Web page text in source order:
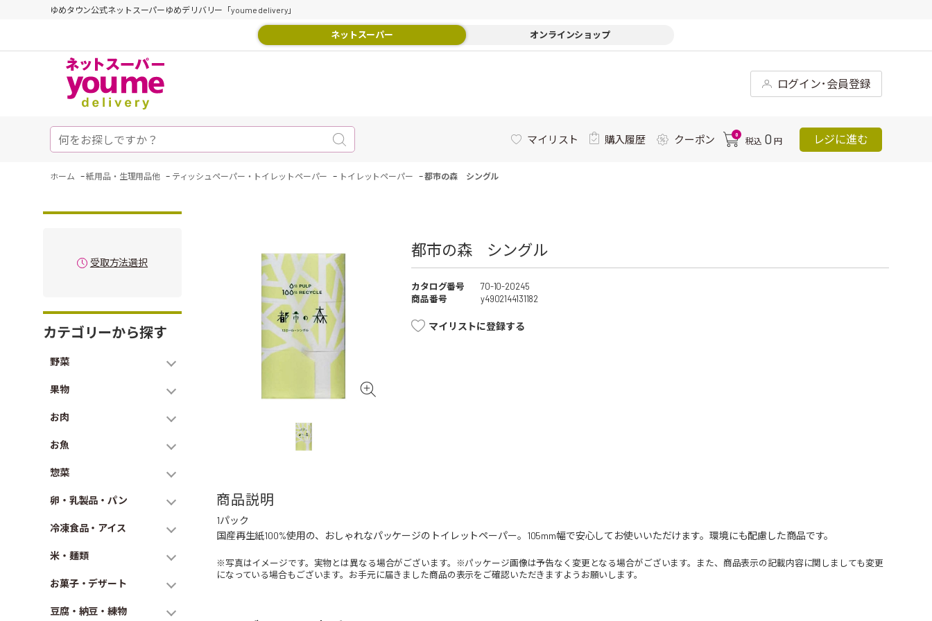
ゆめタウン公式ネットスーパーゆめデリバリー「youme delivery」
ネットスーパー オンラインショップ
ログイン･会員登録
マイリスト 購入履歴 クーポン 0
税込 0 円 レジに進む
ホーム -紙用品・生理用品他 - ティッシュペーパー・トイレットペーパー - トイレットペーパー -都市の森 シングル
受取方法選択
カテゴリーから探す
野菜
果物
お肉
お魚
惣菜
卵・乳製品・パン
冷凍食品・アイス
米・麺類
お菓子・デザート
豆腐・納豆・練物
都市の森 シングル
カタログ番号
70-10-20245
商品番号
y4902144131182
マイリストに登録する
商品説明
1パック
国産再生紙100%使用の、おしゃれなパッケージのトイレットペーパー。105mm幅で安心してお使いいただけます。環境にも配慮した商品です。
※写真はイメージです。実物とは異なる場合がございます。※パッケージ画像は予告なく変更となる場合がございます。また、商品表示の記載内容に関しましても変更
になっている場合もございます。お手元に届きました商品の表示をご確認いただきますようお願いします。